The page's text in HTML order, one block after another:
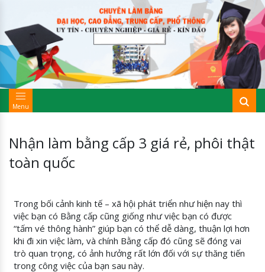
Menu
Nhận làm bằng cấp 3 giá rẻ, phôi thật
toàn quốc
Trong bối cảnh kinh tế – xã hội phát triển như hiện nay thì
việc bạn có Bằng cấp cũng giống như việc bạn có được
“tấm vé thông hành” giúp bạn có thể dễ dàng, thuận lợi hơn
khi đi xin việc làm, và chính Bằng cấp đó cũng sẽ đóng vai
trò quan trọng, có ảnh hưởng rất lớn đối với sự thăng tiến
trong công việc của bạn sau này.